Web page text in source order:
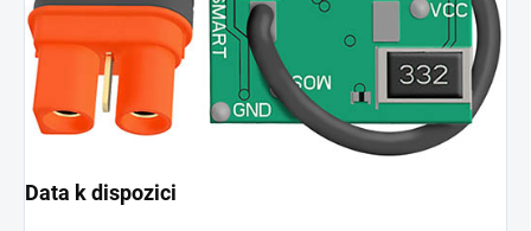
Data k dispozici